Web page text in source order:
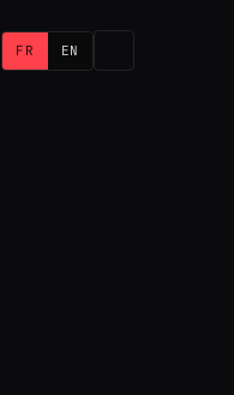
FR EN